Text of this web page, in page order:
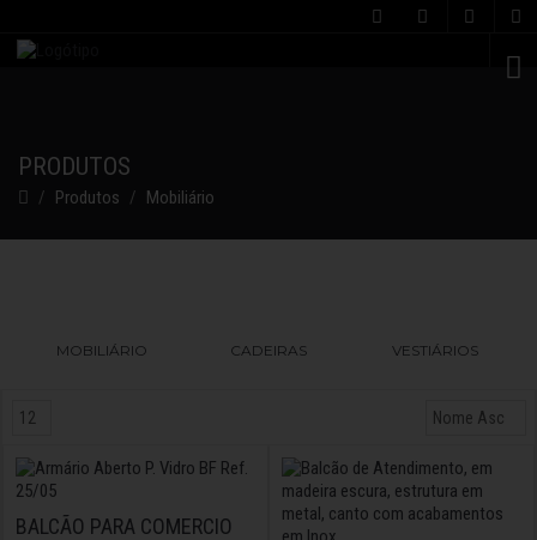
PRODUTOS
Produtos Mobiliário
MOBILIÁRIO CADEIRAS VESTIÁRIOS
BALCÃO PARA COMERCIO